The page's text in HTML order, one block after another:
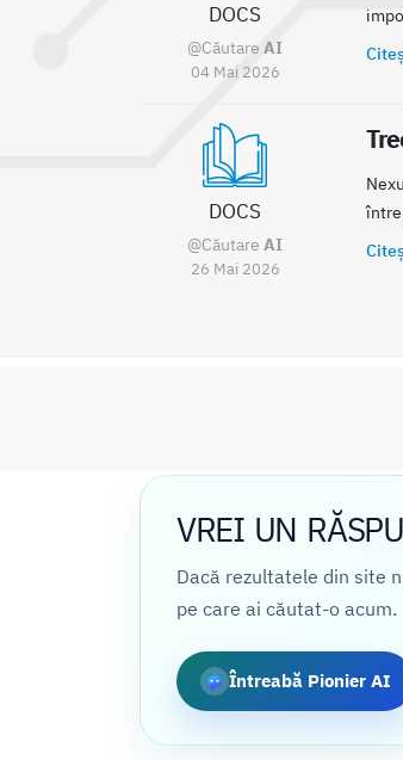
DOCS
@Căutare AI
04 Mai 2026
DOCS
@Căutare AI
26 Mai 2026
VREI UN
Dacă rezultatele din site
pe care ai căutat-o acum.
Întreabă Pionier AI